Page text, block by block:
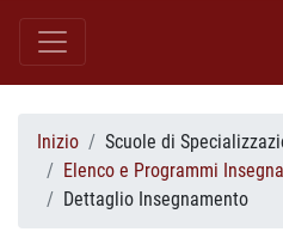
Inizio Scuole di
Elenco e Programmi
Dettaglio Insegnamento